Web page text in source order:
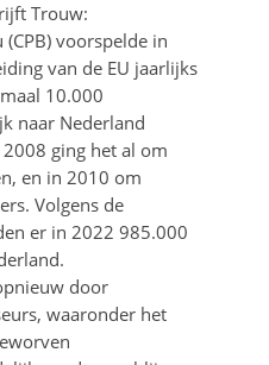
Trouw:
voorspelde in
van de EU jaarlijks
10.000
naar Nederland
ging het al om
en in 2010 om
Volgens de
er in 2022 985.000
door
waaronder het